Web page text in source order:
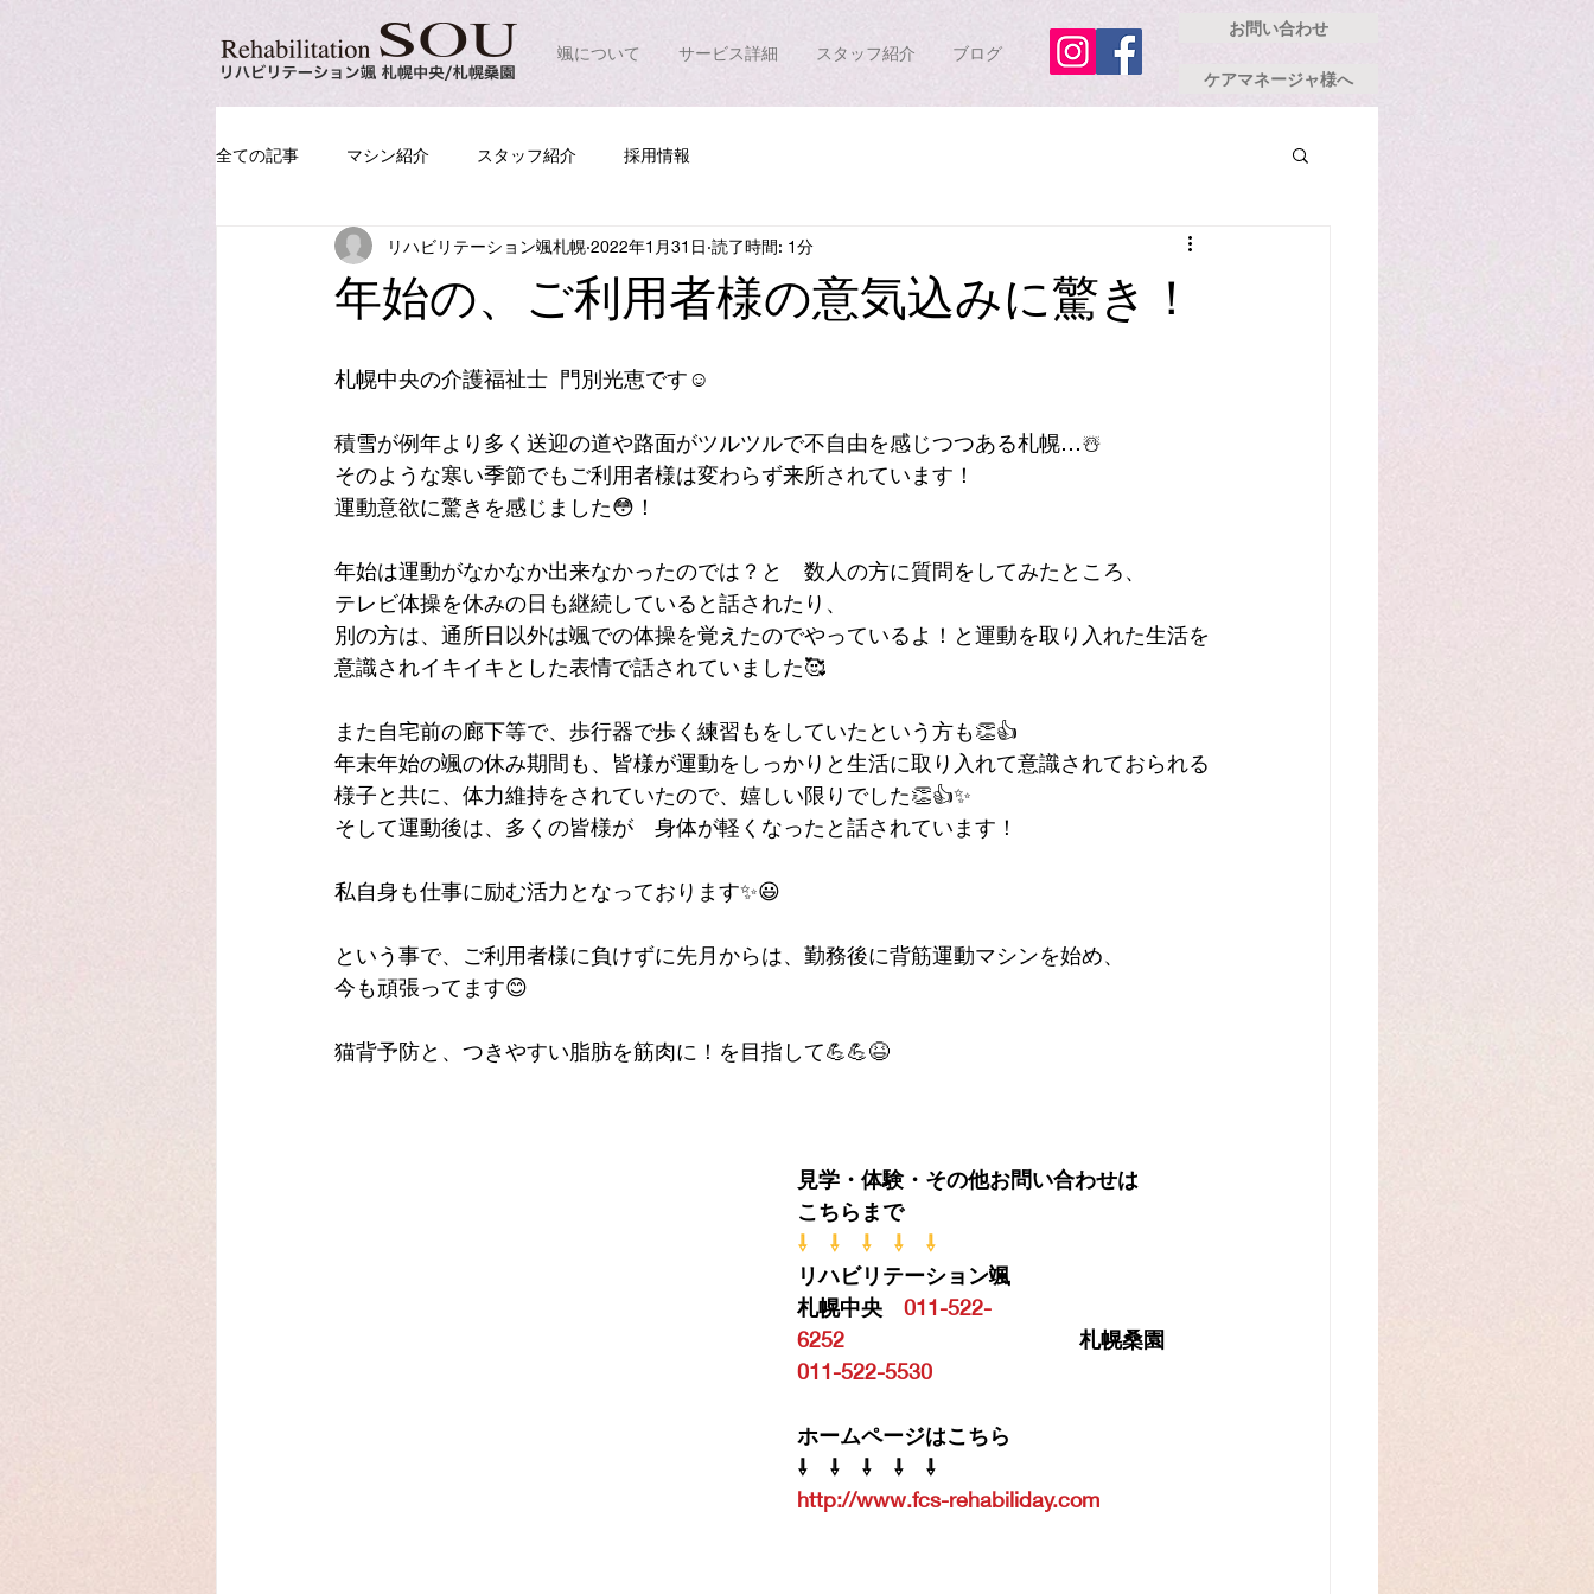
颯について サービス詳細 スタッフ紹介 ブログ
お問い合わせ
ケアマネージャ様へ
全ての記事 マシン紹介 スタッフ紹介 採用情報
年始の、ご利用者様の意気込みに驚き！
リハビリテーション颯札幌 2022年1月31日 読了時間: 1分
札幌中央の介護福祉士  門別光恵です☺️
積雪が例年より多く送迎の道や路面がツルツルで不自由を感じつつある札幌…☃️
そのような寒い季節でもご利用者様は変わらず来所されています！
運動意欲に驚きを感じました😳！
年始は運動がなかなか出来なかったのでは？と　数人の方に質問をしてみたところ、
テレビ体操を休みの日も継続していると話されたり、
別の方は、通所日以外は颯での体操を覚えたのでやっているよ！と運動を取り入れた生活を
意識されイキイキとした表情で話されていました🥰
また自宅前の廊下等で、歩行器で歩く練習もをしていたという方も👏👍
年末年始の颯の休み期間も、皆様が運動をしっかりと生活に取り入れて意識されておられる
様子と共に、体力維持をされていたので、嬉しい限りでした👏👍✨
そして運動後は、多くの皆様が　身体が軽くなったと話されています！
私自身も仕事に励む活力となっております✨😃
という事で、ご利用者様に負けずに先月からは、勤務後に背筋運動マシンを始め、
今も頑張ってます😊
猫背予防と、つきやすい脂肪を筋肉に！を目指して💪💪😆
見学・体験・その他お問い合わせは
こちらまで
⇩　⇩　⇩　⇩　⇩
リハビリテーション颯
札幌中央 011-522-
6252 札幌桑園
011-522-5530
ホームページはこちら
⇩　⇩　⇩　⇩　⇩
http://www.fcs-rehabiliday.com